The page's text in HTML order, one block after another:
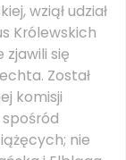
wziął udział
Królewskich
zjawili się
Został
komisji
nie